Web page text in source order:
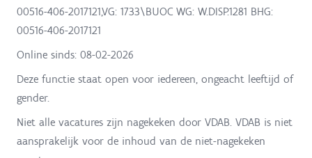
00516-406-2017121,VG: 1733\BUOC WG: W.DISP.1281 BHG:
00516-406-2017121
Online sinds: 08-02-2026
Deze functie staat open voor iedereen, ongeacht leeftijd of
gender.
Niet alle vacatures zijn nagekeken door VDAB. VDAB is niet
aansprakelijk voor de inhoud van de niet-nagekeken